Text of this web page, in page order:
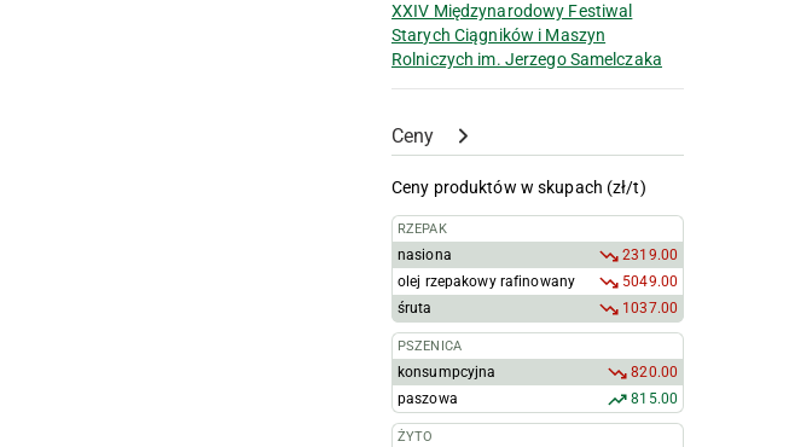
XXIV Międzynarodowy Festiwal
Starych Ciągników i Maszyn
Rolniczych im. Jerzego Samelczaka
Ceny
Ceny produktów w skupach (zł/t)
RZEPAK
nasiona
2319.00
olej rzepakowy rafinowany
5049.00
śruta
1037.00
PSZENICA
konsumpcyjna
820.00
paszowa
815.00
ŻYTO